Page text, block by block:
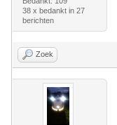
38 x bedankt in 27
berichten
Zoek